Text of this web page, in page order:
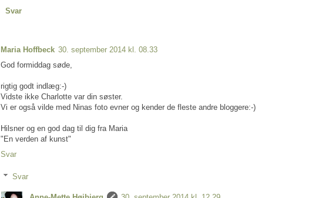
Svar
Maria Hoffbeck 30. september 2014 kl. 08.33
God formiddag søde,
rigtig godt indlæg:-)
Vidste ikke Charlotte var din søster.
Vi er også vilde med Ninas foto evner og kender de fleste andre bloggere:-)
Hilsner og en god dag til dig fra Maria
"En verden af kunst"
Svar
Svar